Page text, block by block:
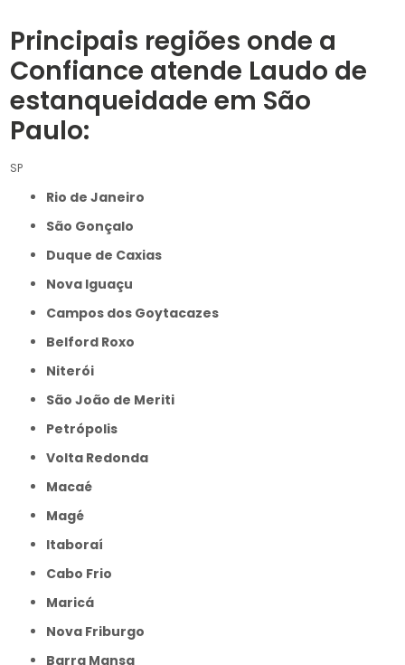
Principais regiões onde a
Confiance atende Laudo de
estanqueidade em São
Paulo:
SP
Rio de Janeiro
São Gonçalo
Duque de Caxias
Nova Iguaçu
Campos dos Goytacazes
Belford Roxo
Niterói
São João de Meriti
Petrópolis
Volta Redonda
Macaé
Magé
Itaboraí
Cabo Frio
Maricá
Nova Friburgo
Barra Mansa